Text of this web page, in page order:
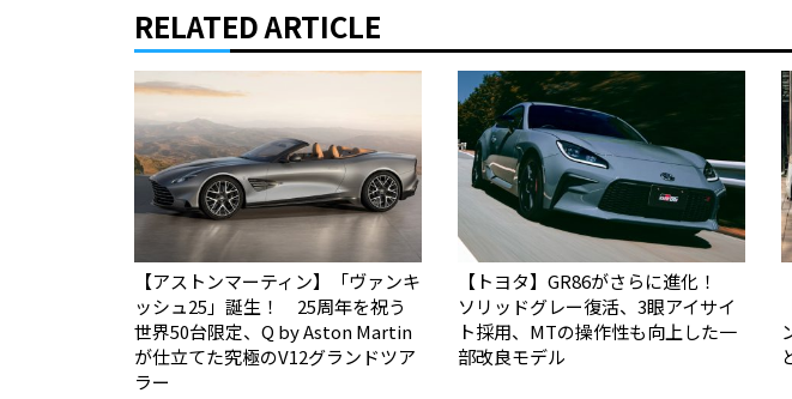
RELATED ARTICLE
【アストンマーティン】「ヴァンキ
ッシュ25」誕生！ 25周年を祝う
世界50台限定、Q by Aston Martin
が仕立てた究極のV12グランドツア
ラー
【トヨタ】GR86がさらに進化！
ソリッドグレー復活、3眼アイサイ
ト採用、MTの操作性も向上した一
部改良モデル